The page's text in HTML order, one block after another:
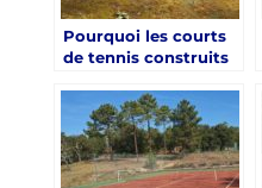
Pourquoi les courts
de tennis construits
Mougins sont-ils
appréciés pour leur
design innovant ?